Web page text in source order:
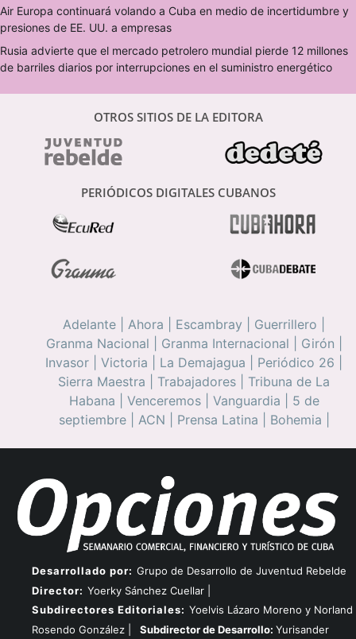
Air Europa continuará volando a Cuba en medio de incertidumbre y
presiones de EE. UU. a empresas
Rusia advierte que el mercado petrolero mundial pierde 12 millones
de barriles diarios por interrupciones en el suministro energético
OTROS SITIOS DE LA EDITORA
PERIÓDICOS DIGITALES CUBANOS
Adelante Ahora Escambray Guerrillero
Granma Nacional
Granma Internacional Girón
Invasor
Victoria La Demajagua Periódico 26
Sierra Maestra
Trabajadores
Tribuna de La
Habana
Venceremos| Vanguardia
5 de
septiembre| ACN Prensa Latina Bohemia
Desarrollado por: Grupo de Desarrollo de Juventud Rebelde
Director: Yoerky Sánchez Cuellar |
Subdirectores Editoriales: Yoelvis Lázaro Moreno y Norland
Rosendo González |
Subdirector de Desarrollo: Yurisander